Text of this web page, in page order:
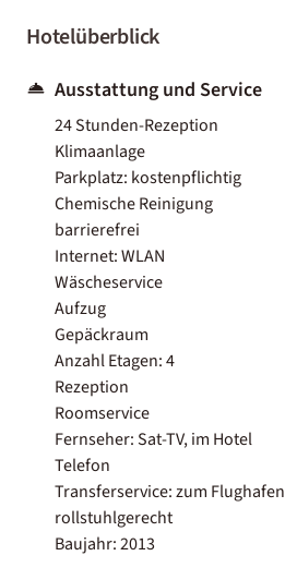
Hotelüberblick
Ausstattung und Service
24 Stunden-Rezeption
Klimaanlage
Parkplatz: kostenpflichtig
Chemische Reinigung
barrierefrei
Internet: WLAN
Wäscheservice
Aufzug
Gepäckraum
Anzahl Etagen: 4
Rezeption
Roomservice
Fernseher: Sat-TV, im Hotel
Telefon
Transferservice: zum Flughafen
rollstuhlgerecht
Baujahr: 2013